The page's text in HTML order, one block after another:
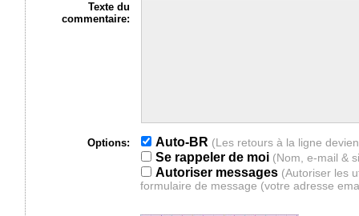
Texte du
commentaire:
Options:
Auto-BR
Se rappeler de moi (Nom, e-mail &
Autoriser messages (Autoriser les
formulaire de message (votre adresse